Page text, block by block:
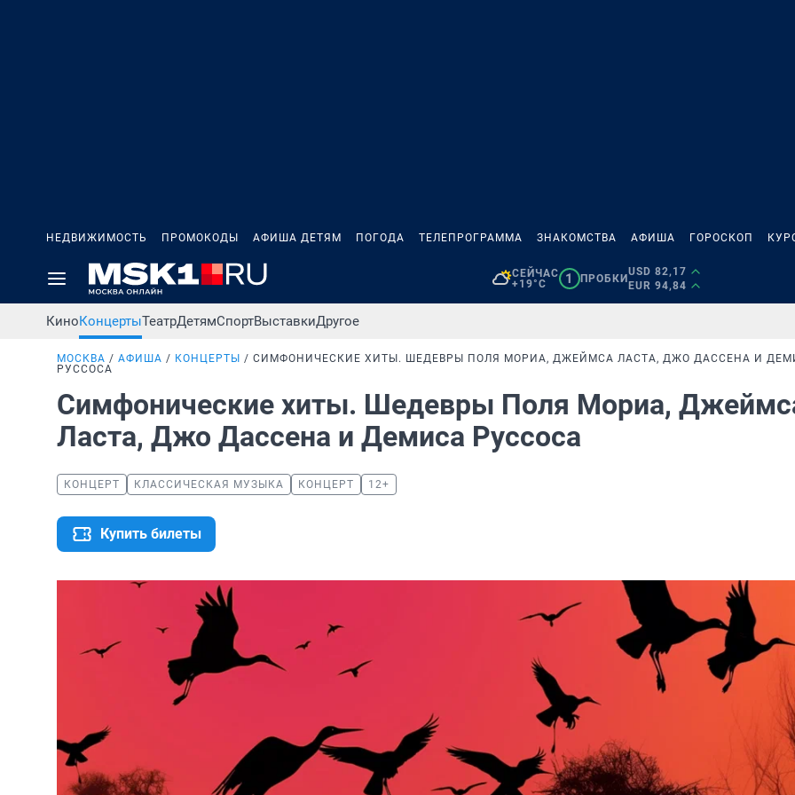
НЕДВИЖИМОСТЬ ПРОМОКОДЫ АФИША ДЕТЯМ ПОГОДА ТЕЛЕПРОГРАММА ЗНАКОМСТВА АФИША ГОРОСКОП
СЕЙЧАС
+19°C
1 ПРОБКИ
USD 82,17
EUR 94,84
КиноКонцертыТеатрДетямСпортВыставкиДругое
МОСКВА АФИША КОНЦЕРТЫ
СИМФОНИЧЕСКИЕ ХИТЫ. ШЕДЕВРЫ ПОЛЯ МОРИА, ДЖЕЙМСА ЛАСТА, ДЖО ДАССЕНА И
РУССОСА
Симфонические хиты. Шедевры Поля Мориа,
Ласта, Джо Дассена и Демиса Руссоса
КОНЦЕРТ КЛАССИЧЕСКАЯ МУЗЫКА КОНЦЕРТ 12+
Купить билеты